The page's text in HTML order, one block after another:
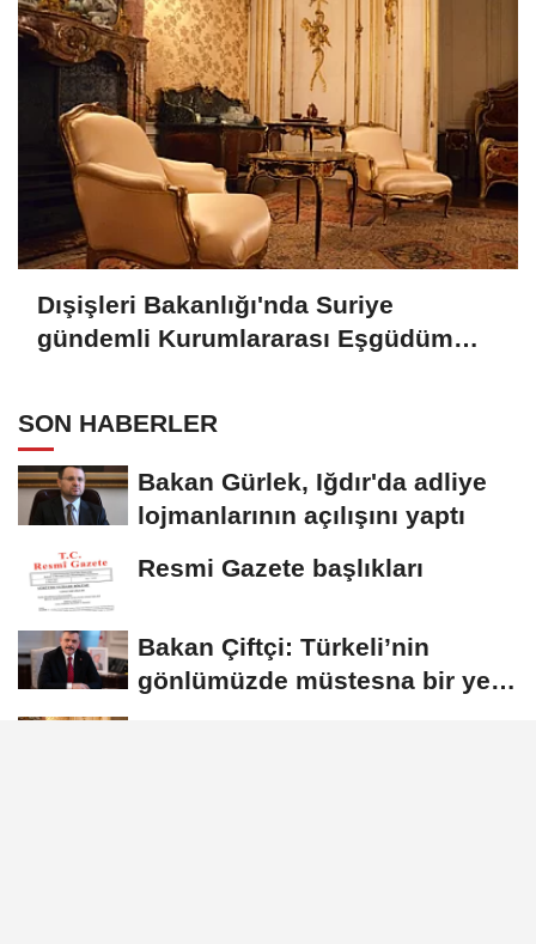
Dışişleri Bakanlığı'nda Suriye
gündemli Kurumlararası Eşgüdüm
SON HABERLER
Bakan Gürlek, Iğdır'da adliye
lojmanlarının açılışını yaptı
Resmi Gazete başlıkları
Bakan Çiftçi: Türkeli’nin
gönlümüzde müstesna bir yeri